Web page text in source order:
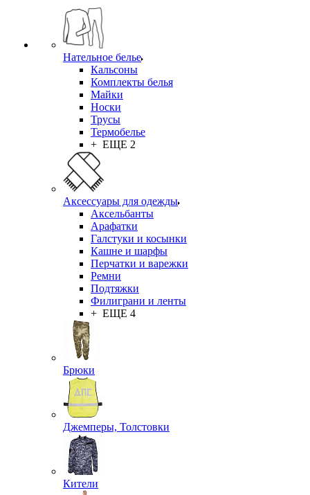
Нательное белье
Кальсоны
Комплекты белья
Майки
Носки
Трусы
Термобелье
+ ЕЩЕ 2
Аксессуары для одежды
Аксельбанты
Арафатки
Галстуки и косынки
Кашне и шарфы
Перчатки и варежки
Ремни
Подтяжки
Филиграни и ленты
+ ЕЩЕ 4
Брюки
Джемперы, Толстовки
Кители